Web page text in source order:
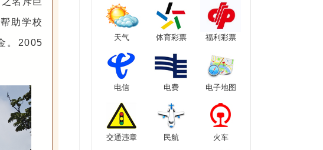
助学校
。2005
天气 体育彩票 福利彩票
电信 电费 电子地图
交通违章 民航 火车